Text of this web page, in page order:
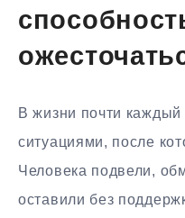
В жизни почти каждый
ситуациями, после
Человека подвели,
оставили без